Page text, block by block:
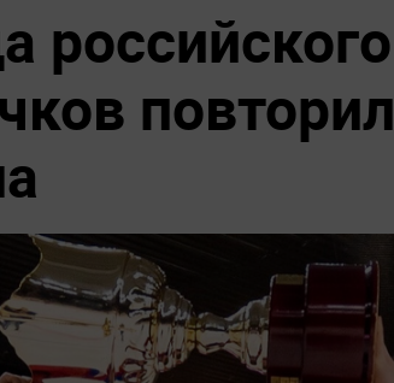
российского
повторил